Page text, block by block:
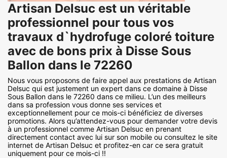
Artisan Delsuc est un véritable
professionnel pour tous vos
travaux d`hydrofuge coloré toiture
avec de bons prix à Disse Sous
Ballon dans le 72260
Nous vous proposons de faire appel aux prestations de Artisan
Delsuc qui est justement un expert dans ce domaine à Disse
Sous Ballon dans le 72260 dans ce milieu. L’un des meilleurs
dans sa profession vous donne ses services et
exceptionnellement pour ce mois-ci bénéficiez de diverses
promotions. Alors qu’attendez-vous pour demander votre devis
à un professionnel comme Artisan Delsuc en prenant
directement contact avec lui sur son mobile ou consultez le site
internet de Artisan Delsuc et profitez-en car ce sera gratuit
uniquement pour ce mois-ci !!